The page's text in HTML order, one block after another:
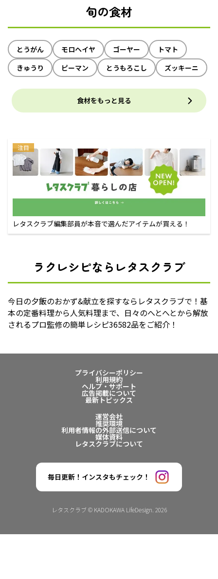
旬の食材
とうがん モロヘイヤ ゴーヤー
トマト
きゅうり
ピーマン とうもろこし ズッキーニ
食材をもっと見る
注目
レタスクラブ編集部員が本音で選んだアイテムが買える！
ラクレシピならレタスクラブ
今日の夕飯のおかず&献立を探すならレタスクラブで！基
本の定番料理から人気料理まで、日々のへとへとから解放
されるプロ監修の簡単レシピ36582品をご紹介！
プライバシーポリシー
利用規約
ヘルプ・サポート
広告掲載について
最新トピックス
運営会社
推奨環境
利用者情報の外部送信について
媒体資料
レタスクラブについて
毎日更新！インスタもチェック！
レタスクラブ © KADOKAWA LifeDesign. 2026